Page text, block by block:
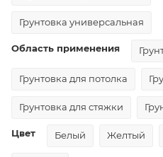
Грунтовка универсальная
Область применения
Грунтовка для потолка
Грунтовка для стяжки
Цвет Белый Желтый